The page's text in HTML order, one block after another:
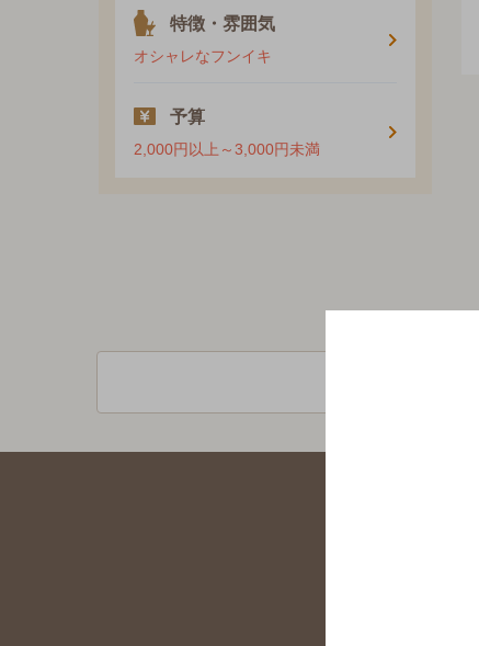
特徴・雰囲気
オシャレなフンイキ
予算
2,000円以上～3,000円未満